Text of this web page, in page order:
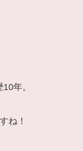
年。
ね！